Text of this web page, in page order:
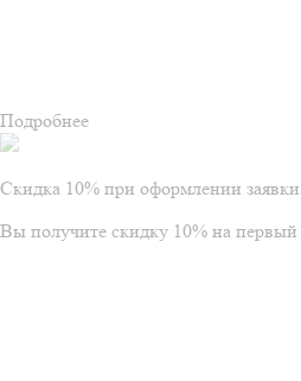
Подробнее
Скидка 10% при оформлении
Вы получите скидку 10% на